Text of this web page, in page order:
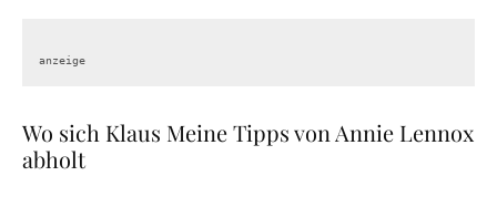
anzeige
Wo sich Klaus Meine Tipps von Annie Lennox
abholt